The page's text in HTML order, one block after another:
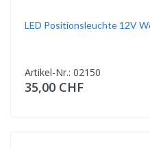
LED Positionsleuchte 12V
Artikel-Nr.: 02150
35,00 CHF